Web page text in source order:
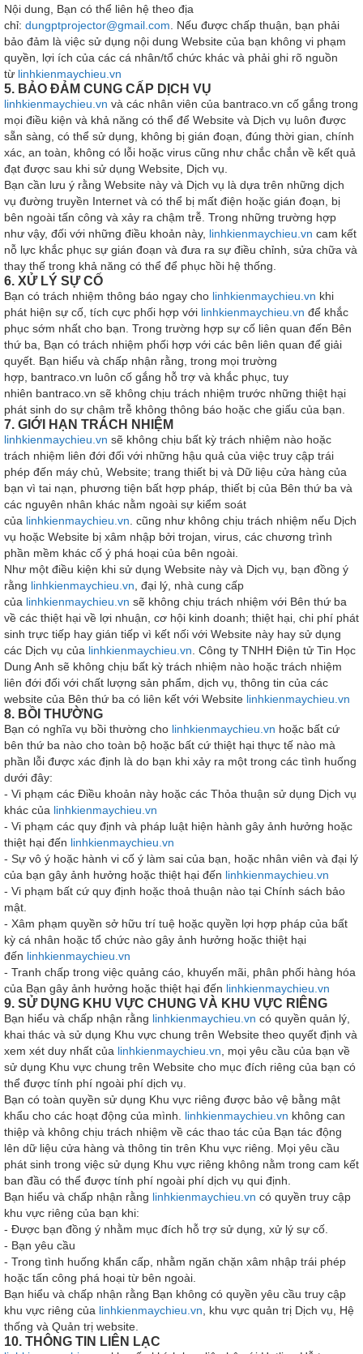
Nội dung, Bạn có thể liên hệ theo địa
chỉ: dungptprojector@gmail.com . Nếu được chấp thuận, bạn phải
bảo đảm là việc sử dụng nội dung Website của bạn không vi phạm
quyền, lợi ích của các cá nhân/tổ chức khác và phải ghi rõ nguồn
từ linhkienmaychieu.vn
5. BẢO ĐẢM CUNG CẤP DỊCH VỤ
linhkienmaychieu.vn và các nhân viên của bantraco.vn cố gắng trong
mọi điều kiện và khả năng có thể để Website và Dịch vụ luôn được
sẵn sàng, có thể sử dụng, không bị gián đoạn, đúng thời gian, chính
xác, an toàn, không có lỗi hoặc virus cũng như chắc chắn về kết quả
đạt được sau khi sử dụng Website, Dịch vụ.
Bạn cần lưu ý rằng Website này và Dịch vụ là dựa trên những dịch
vụ đường truyền Internet và có thể bị mất điện hoặc gián đoạn, bị
bên ngoài tấn công và xảy ra chậm trễ. Trong những trường hợp
như vậy, đối với những điều khoản này, linhkienmaychieu.vn cam kết
nỗ lực khắc phục sự gián đoạn và đưa ra sự điều chỉnh, sửa chữa và
thay thế trong khả năng có thể để phục hồi hệ thống.
6. XỬ LÝ SỰ CỐ
Bạn có trách nhiệm thông báo ngay cho linhkienmaychieu.vn khi
phát hiện sự cố, tích cực phối hợp với linhkienmaychieu.vn để khắc
phục sớm nhất cho bạn. Trong trường hợp sự cố liên quan đến Bên
thứ ba, Bạn có trách nhiệm phối hợp với các bên liên quan để giải
quyết. Bạn hiểu và chấp nhận rằng, trong mọi trường
hợp, bantraco.vn luôn cố gắng hỗ trợ và khắc phục, tuy
nhiên bantraco.vn sẽ không chịu trách nhiệm trước những thiệt hại
phát sinh do sự chậm trễ không thông báo hoặc che giấu của bạn.
7. GIỚI HẠN TRÁCH NHIỆM
linhkienmaychieu.vn sẽ không chịu bất kỳ trách nhiệm nào hoặc
trách nhiệm liên đới đối với những hậu quả của việc truy cập trái
phép đến máy chủ, Website; trang thiết bị và Dữ liệu cửa hàng của
bạn vì tai nạn, phương tiện bất hợp pháp, thiết bị của Bên thứ ba và
các nguyên nhân khác nằm ngoài sự kiểm soát
của linhkienmaychieu.vn . cũng như không chịu trách nhiệm nếu Dịch
vụ hoặc Website bị xâm nhập bởi trojan, virus, các chương trình
phần mềm khác cố ý phá hoại của bên ngoài.
Như một điều kiện khi sử dụng Website này và Dịch vụ, bạn đồng ý
rằng linhkienmaychieu.vn , đại lý, nhà cung cấp
của linhkienmaychieu.vn sẽ không chịu trách nhiệm với Bên thứ ba
về các thiệt hại về lợi nhuận, cơ hội kinh doanh; thiệt hại, chi phí phát
sinh trực tiếp hay gián tiếp vì kết nối với Website này hay sử dụng
các Dịch vụ của linhkienmaychieu.vn . Công ty TNHH Điện tử Tin Học
Dung Anh sẽ không chịu bất kỳ trách nhiệm nào hoặc trách nhiệm
liên đới đối với chất lượng sản phẩm, dịch vụ, thông tin của các
website của Bên thứ ba có liên kết với Website linhkienmaychieu.vn
8. BỒI THƯỜNG
Bạn có nghĩa vụ bồi thường cho linhkienmaychieu.vn hoặc bất cứ
bên thứ ba nào cho toàn bộ hoặc bất cứ thiệt hại thực tế nào mà
phần lỗi được xác định là do bạn khi xảy ra một trong các tình huống
dưới đây:
- Vi phạm các Điều khoản này hoặc các Thỏa thuận sử dụng Dịch vụ
khác của linhkienmaychieu.vn
- Vi phạm các quy định và pháp luật hiện hành gây ảnh hưởng hoặc
thiệt hại đến linhkienmaychieu.vn
- Sự vô ý hoặc hành vi cố ý làm sai của bạn, hoặc nhân viên và đại lý
của bạn gây ảnh hưởng hoặc thiệt hại đến linhkienmaychieu.vn
- Vi phạm bất cứ quy định hoặc thoả thuận nào tại Chính sách bảo
mật.
- Xâm phạm quyền sở hữu trí tuệ hoặc quyền lợi hợp pháp của bất
kỳ cá nhân hoặc tổ chức nào gây ảnh hưởng hoặc thiệt hại
đến linhkienmaychieu.vn
- Tranh chấp trong việc quảng cáo, khuyến mãi, phân phối hàng hóa
của Bạn gây ảnh hưởng hoặc thiệt hại đến linhkienmaychieu.vn
9. SỬ DỤNG KHU VỰC CHUNG VÀ KHU VỰC RIÊNG
Bạn hiểu và chấp nhận rằng linhkienmaychieu.vn có quyền quản lý,
khai thác và sử dụng Khu vực chung trên Website theo quyết định và
xem xét duy nhất của linhkienmaychieu.vn , mọi yêu cầu của bạn về
sử dụng Khu vực chung trên Website cho mục đích riêng của bạn có
thể được tính phí ngoài phí dịch vụ.
Bạn có toàn quyền sử dụng Khu vực riêng được bảo vệ bằng mật
khẩu cho các hoạt động của mình. linhkienmaychieu.vn không can
thiệp và không chịu trách nhiệm về các thao tác của Bạn tác động
lên dữ liệu cửa hàng và thông tin trên Khu vực riêng. Mọi yêu cầu
phát sinh trong việc sử dụng Khu vực riêng không nằm trong cam kết
ban đầu có thể được tính phí ngoài phí dịch vụ qui định.
Bạn hiểu và chấp nhận rằng linhkienmaychieu.vn có quyền truy cập
khu vực riêng của bạn khi:
- Được bạn đồng ý nhằm mục đích hỗ trợ sử dụng, xử lý sự cố.
- Bạn yêu cầu
- Trong tình huống khẩn cấp, nhằm ngăn chặn xâm nhập trái phép
hoặc tấn công phá hoại từ bên ngoài.
Bạn hiểu và chấp nhận rằng Bạn không có quyền yêu cầu truy cập
khu vực riêng của linhkienmaychieu.vn , khu vực quản trị Dịch vụ, Hệ
thống và Quản trị website.
10. THÔNG TIN LIÊN LẠC